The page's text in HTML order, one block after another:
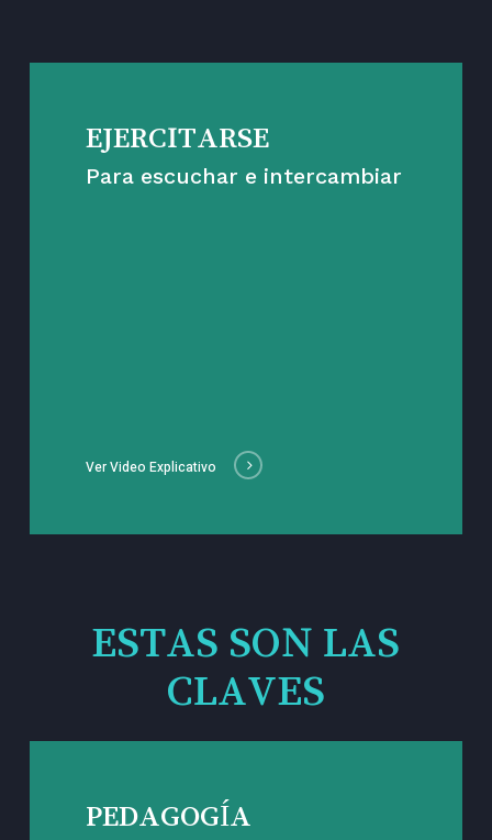
EJERCITARSE
Para escuchar e intercambiar
Ver Video Explicativo
ESTAS SON LAS
CLAVES
PEDAGOGÍA